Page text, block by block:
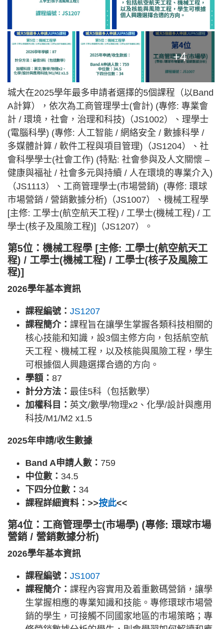
+4
城大在2025學年最多申請者選擇的5個課程（以Band
A計算），依次為工商管理學士(會計) (專修: 專業會
計 / 環境，社會，治理和科技)（JS1002）、理學士
(電腦科學) (專修: 人工智能 / 網絡安全 / 數據科學 /
多媒體計算 / 軟件工程與項目管理)（JS1204）、社
會科學學士(社會工作) (特點: 社會參與及人文關懷 –
健康與福祉 / 社會多元與持續 / 人在環境的專業介入)
（JS1113）、工商管理學士(市場營銷) (專修: 環球
市場營銷 / 營銷數據分析)（JS1007）、機械工程學
[主修: 工學士(航空航天工程) / 工學士(機械工程) / 工
學士(核子及風險工程)]（JS1207）。
第5位：機械工程學 [主修: 工學士(航空航天工
程) / 工學士(機械工程) / 工學士(核子及風險工
程)]
2026學年基本資訊
課程編號： JS1207
課程簡介： 課程旨在讓學生掌握各類科技相關的
核心技能和知識，設3個主修方向，包括航空航
天工程、機械工程，以及核能與風險工程，學生
可根據個人興趣選擇合適的方向。
學額： 87
計分方法： 最佳5科（包括數學）
加權科目： 英文/數學/物理x2、化學/設計與應用
科技/M1/M2 x1.5
2025年申請/收生數據
Band A申請人數： 759
中位數： 34.5
下四分位數： 34
課程詳細資料：>>按此<<
第4位：工商管理學士(市場學) (專修: 環球市場
營銷 / 營銷數據分析)
2026學年基本資訊
課程編號： JS1007
課程簡介： 課程內容實用及着重數碼營銷，讓學
生掌握相應的專業知識和技能。專修環球市場營
銷的學生，可接觸不同國家地區的市場策略；專